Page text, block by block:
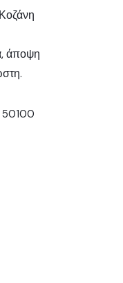
άποψη
50100